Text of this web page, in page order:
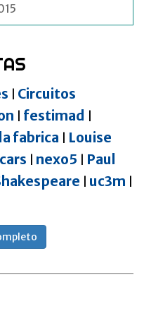
Circuitos
festimad
la fabrica
Louise
nexo5
Paul
uc3m